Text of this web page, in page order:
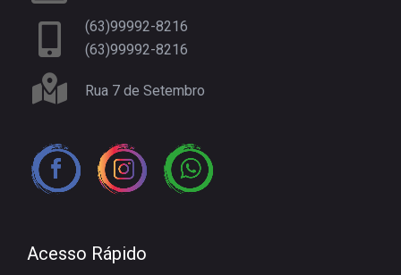
(63)99992-8216
(63)99992-8216
Rua 7 de Setembro
Acesso Rápido